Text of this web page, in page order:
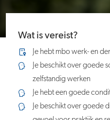
Wat is vereist?
Je hebt mbo werk- en
Je beschikt over goede
zelfstandig werken
Je hebt een goede
Je beschikt over goede